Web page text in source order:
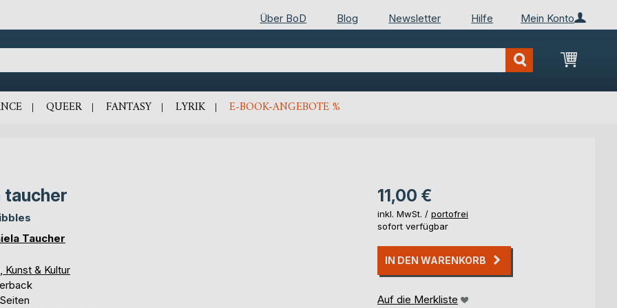
Mein Konto
Über BoD Blog Newsletter Hilfe
Mein
QUEER FANTASY LYRIK E-BOOK-ANGEBOTE %
taucher
Taucher
Kunst & Kultur
11,00 €
inkl. MwSt. / portofrei
sofort verfügbar
IN DEN WARENKORB
Auf die Merkliste